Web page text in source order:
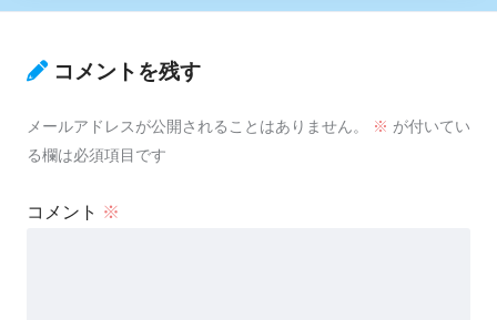
コメントを残す
メールアドレスが公開されることはありません。 ※ が付いてい
る欄は必須項目です
コメント ※